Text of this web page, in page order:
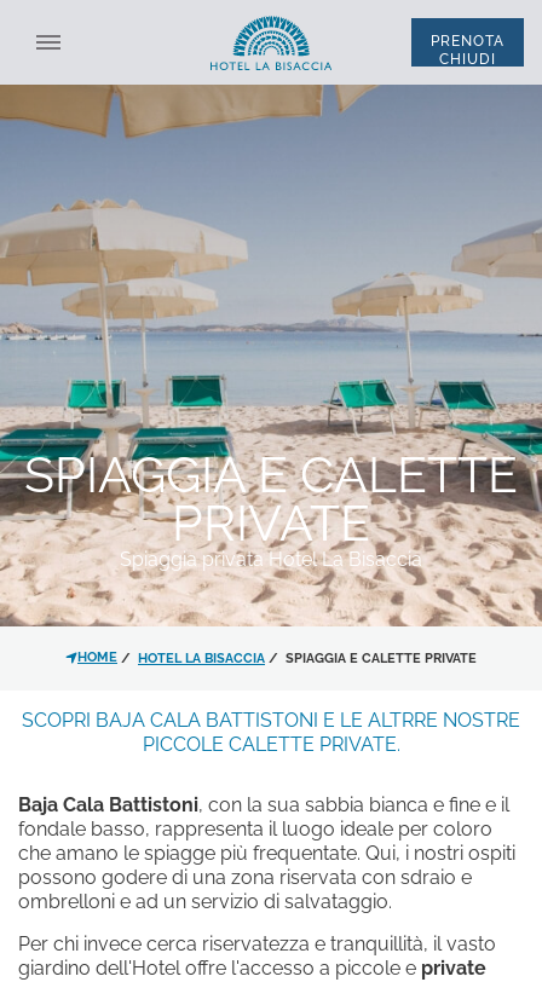
PRENOTA
CHIUDI
COGNOME *
EMAIL*
TELEFONO*
MESSAGGIO
Ho letto e accettato l'informativa
sulla privacy e il trattamento dei
dati personali.
Acconsento al trattamento dei
SELEZIONA STRUTTURA
TUTTE LE STRUTTURE
SISTEMAZIONE
CODICE SCONTO
CAMERE E SUITE
RISTORANTE E BAR
SPIAGGIA E CALETTE PRIVATE
LA PISCINA
SERVIZI
ESPERIENZE
OFFERTE
CONTATTI
SPIAGGIA E CALETTE
PRIVATE
Spiaggia privata Hotel La Bisaccia
HOME HOTEL LA BISACCIA SPIAGGIA E CALETTE PRIVATE
SCOPRI BAJA CALA BATTISTONI E LE ALTRRE NOSTRE
PICCOLE CALETTE PRIVATE.
Baja Cala Battistoni, con la sua sabbia bianca e fine e il
fondale basso, rappresenta il luogo ideale per coloro
che amano le spiagge più frequentate. Qui, i nostri ospiti
possono godere di una zona riservata con sdraio e
ombrelloni e ad un servizio di salvataggio.
Per chi invece cerca riservatezza e tranquillità, il vasto
giardino dell'Hotel offre l'accesso a piccole e private